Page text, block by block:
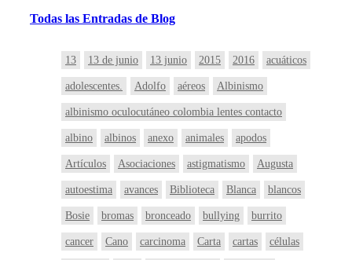
Todas las Entradas de Blog
13 13 de junio 13 junio 2015 2016 acuáticos
adolescentes. Adolfo aéreos Albinismo
albinismo oculocutáneo colombia lentes contacto
albino albinos anexo animales apodos
Artículos Asociaciones astigmatismo Augusta
autoestima avances Biblioteca Blanca blancos
Bosie bromas bronceado bullying burrito
cancer Cano carcinoma Carta cartas células